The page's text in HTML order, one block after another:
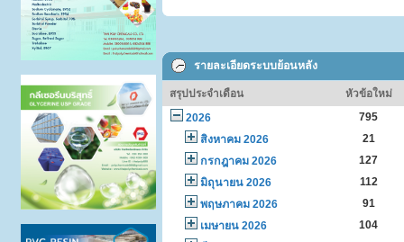
รายละเอียดระบบย้อนหลัง
สรุปประจำเดือน
หัวข้อใหม่
2026
795
สิงหาคม 2026
21
กรกฎาคม 2026
127
มิถุนายน 2026
112
พฤษภาคม 2026
91
เมษายน 2026
104